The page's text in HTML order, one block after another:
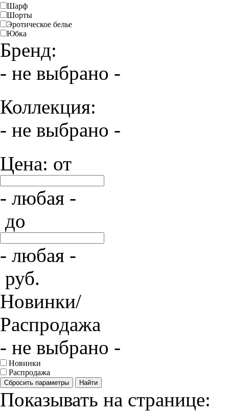
Шарф
Шорты
Эротическое белье
Юбка
Бренд:
- не выбрано -
Коллекция:
- не выбрано -
Цена: от
- любая -
до
- любая -
руб.
Новинки/
Распродажа
- не выбрано -
Новинки
Распродажа
Сбросить параметры Найти
Показывать на странице: